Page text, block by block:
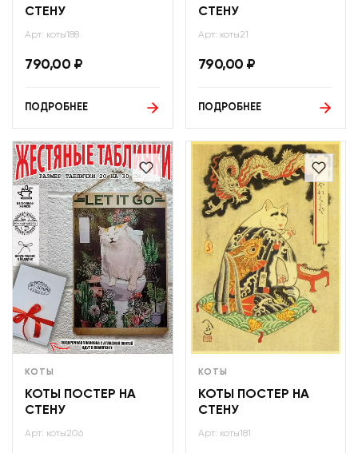
СТЕНУ
Арт: коты188
790,00 ₽
ПОДРОБНЕЕ
СТЕНУ
Арт: коты21
790,00 ₽
ПОДРОБНЕЕ
КОТЫ
КОТЫ ПОСТЕР НА
СТЕНУ
Арт: коты206
КОТЫ
КОТЫ ПОСТЕР НА
СТЕНУ
Арт: коты181